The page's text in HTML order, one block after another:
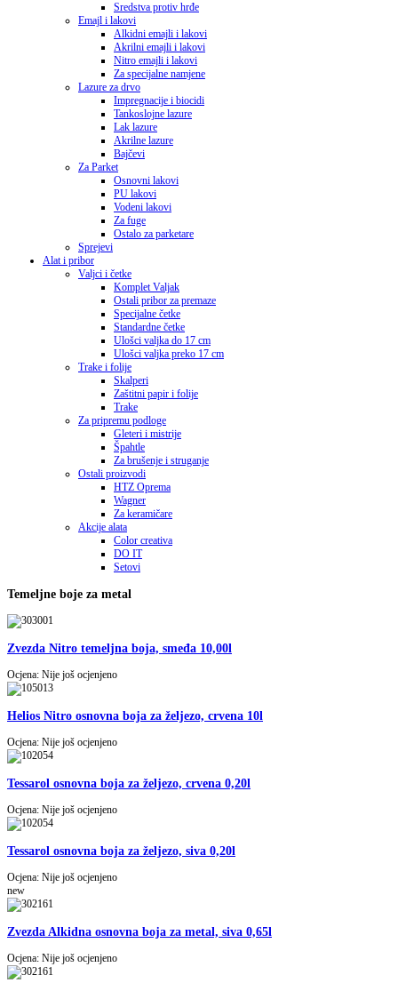
Sredstva protiv hrđe
Emajl i lakovi
Alkidni emajli i lakovi
Akrilni emajli i lakovi
Nitro emajli i lakovi
Za specijalne namjene
Lazure za drvo
Impregnacije i biocidi
Tankoslojne lazure
Lak lazure
Akrilne lazure
Bajčevi
Za Parket
Osnovni lakovi
PU lakovi
Vodeni lakovi
Za fuge
Ostalo za parketare
Sprejevi
Alat i pribor
Valjci i četke
Komplet Valjak
Ostali pribor za premaze
Specijalne četke
Standardne četke
Ulošci valjka do 17 cm
Ulošci valjka preko 17 cm
Trake i folije
Skalperi
Zaštitni papir i folije
Trake
Za pripremu podloge
Gleteri i mistrije
Špahtle
Za brušenje i struganje
Ostali proizvodi
HTZ Oprema
Wagner
Za keramičare
Akcije alata
Color creativa
DO IT
Setovi
Temeljne boje za metal
Zvezda Nitro temeljna boja, smeđa 10,00l
Ocjena: Nije još ocjenjeno
Helios Nitro osnovna boja za željezo, crvena 10l
Ocjena: Nije još ocjenjeno
Tessarol osnovna boja za željezo, crvena 0,20l
Ocjena: Nije još ocjenjeno
Tessarol osnovna boja za željezo, siva 0,20l
Ocjena: Nije još ocjenjeno
new
Zvezda Alkidna osnovna boja za metal, siva 0,65l
Ocjena: Nije još ocjenjeno